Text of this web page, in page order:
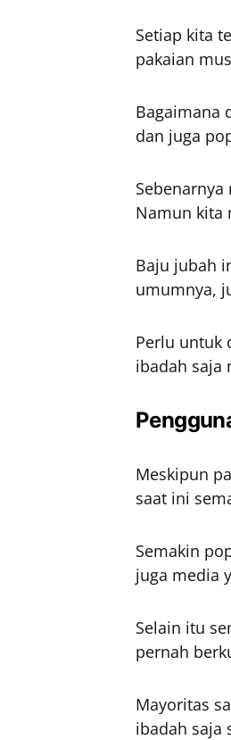
Setiap kita
pakaian
Bagaimana
dan juga
Namun kita
Baju jubah
umumnya,
Perlu untuk
ibadah saja
Meskipun
saat ini
Semakin
juga media
Selain itu
pernah
Mayoritas
ibadah saja